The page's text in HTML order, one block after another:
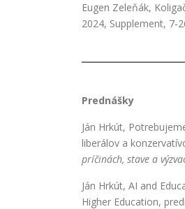
Eugen Zeleňák,
2024, Supplement, 7-
Prednášky
Ján Hrkút,
liberálov a
príčinách, stave a
Ján Hrkút, AI and
Higher Education,